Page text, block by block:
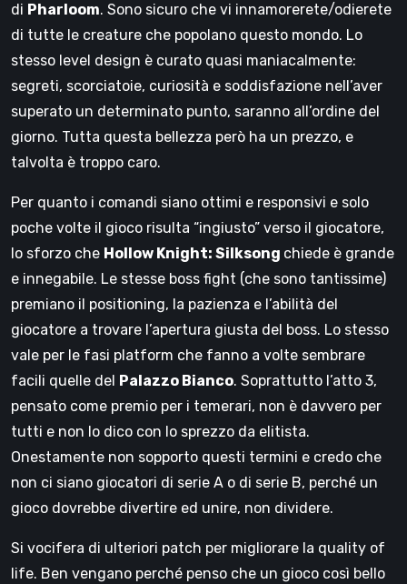
di Pharloom. Sono sicuro che vi innamorerete/odierete
di tutte le creature che popolano questo mondo. Lo
stesso level design è curato quasi maniacalmente:
segreti, scorciatoie, curiosità e soddisfazione nell’aver
superato un determinato punto, saranno all’ordine del
giorno. Tutta questa bellezza però ha un prezzo, e
talvolta è troppo caro.
Per quanto i comandi siano ottimi e responsivi e solo
poche volte il gioco risulta “ingiusto” verso il giocatore,
lo sforzo che Hollow Knight: Silksong chiede è grande
e innegabile. Le stesse boss fight (che sono tantissime)
premiano il positioning, la pazienza e l’abilità del
giocatore a trovare l’apertura giusta del boss. Lo stesso
vale per le fasi platform che fanno a volte sembrare
facili quelle del Palazzo Bianco. Soprattutto l’atto 3,
pensato come premio per i temerari, non è davvero per
tutti e non lo dico con lo sprezzo da elitista.
Onestamente non sopporto questi termini e credo che
non ci siano giocatori di serie A o di serie B, perché un
gioco dovrebbe divertire ed unire, non dividere.
Si vocifera di ulteriori patch per migliorare la quality of
life. Ben vengano perché penso che un gioco così bello